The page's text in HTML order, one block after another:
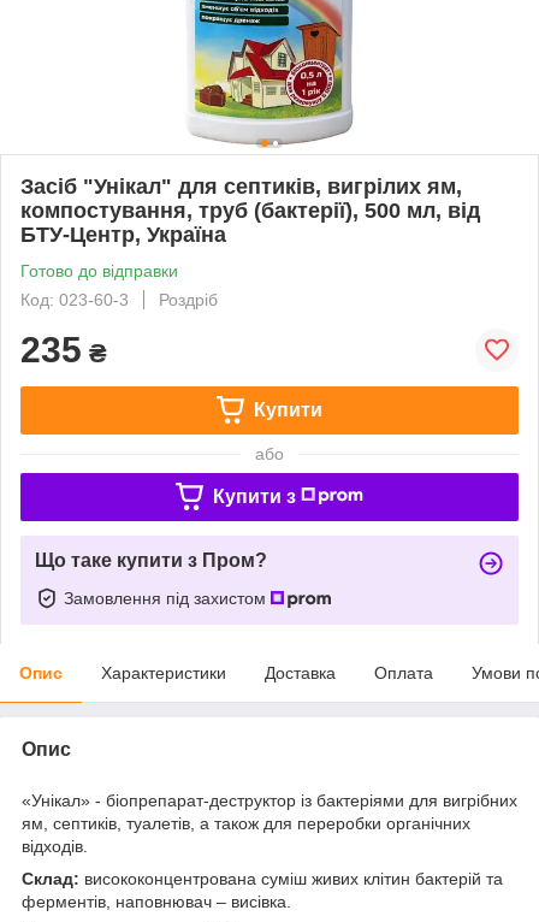
Засіб "Унікал" для септиків, вигрілих ям,
компостування, труб (бактерії), 500 мл, від
БТУ-Центр, Україна
Готово до відправки
Код: 023-60-3
Роздріб
235 ₴
Купити
або
Купити з
Що таке купити з Пром?
Замовлення під захистом
Опис Характеристики Доставка Оплата Умови
Опис
«Унікал» - біопрепарат-деструктор із бактеріями для вигрібних
ям, септиків, туалетів, а також для переробки органічних
відходів.
Склад: висококонцентрована суміш живих клітин бактерій та
ферментів, наповнювач – висівка.